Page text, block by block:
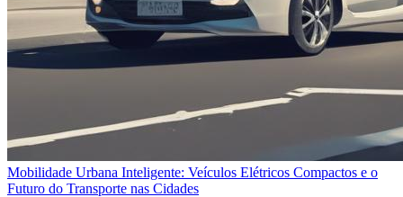
Mobilidade Urbana Inteligente: Veículos Elétricos Compactos e o
Futuro do Transporte nas Cidades